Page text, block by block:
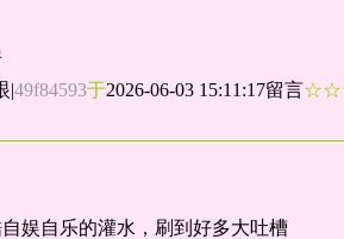
|49f84593于2026-06-03 15:11:17留言
娱自乐的灌水，刷到好多大吐槽